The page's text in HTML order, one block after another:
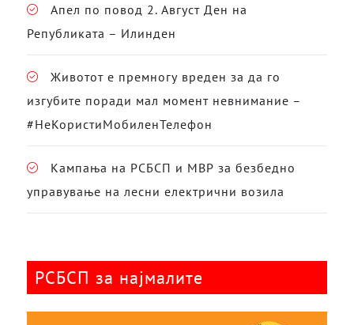
Апел по повод 2. Август Ден на
Републиката – Илинден
Животот е премногу вреден за да го
изгубите поради мал момент невнимание –
#НеКористиМобиленТелефон
Кампања на РСБСП и МВР за безбедно
управување на лесни електрични возила
РСБСП за најмалите